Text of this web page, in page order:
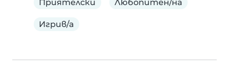
Приятелски
Любопитен/на
Игрив/а